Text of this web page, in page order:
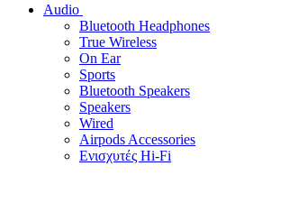
Audio
Bluetooth Headphones
True Wireless
On Ear
Sports
Bluetooth Speakers
Speakers
Wired
Airpods Accessories
Ενισχυτές Hi-Fi